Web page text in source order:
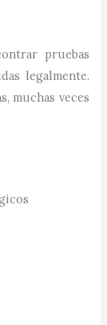
pruebas
legalmente.
muchas veces